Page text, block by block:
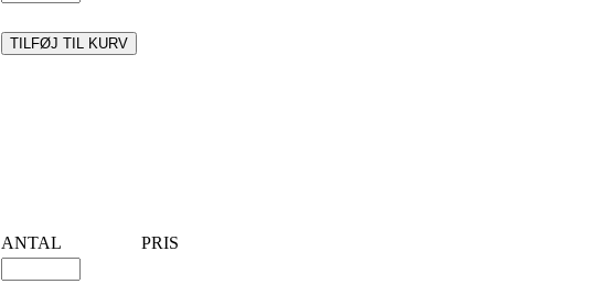
TILFØJ TIL KURV
ANTAL PRIS